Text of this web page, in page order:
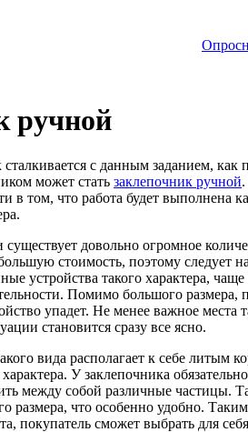
ручной
сталкивается с данным заданием,
может стать заклепочник ручной
в том, что работа будет выполнена
довольно огромное
стоимость, поэтому следует
устройства такого характера,
Помимо большого
упадет. Не менее важное
становится сразу все ясно.
вида располагает к себе литым
У заклепочника
между собой различные частицы.
размера, что особенно удобно.
покупатель сможет выбрать для